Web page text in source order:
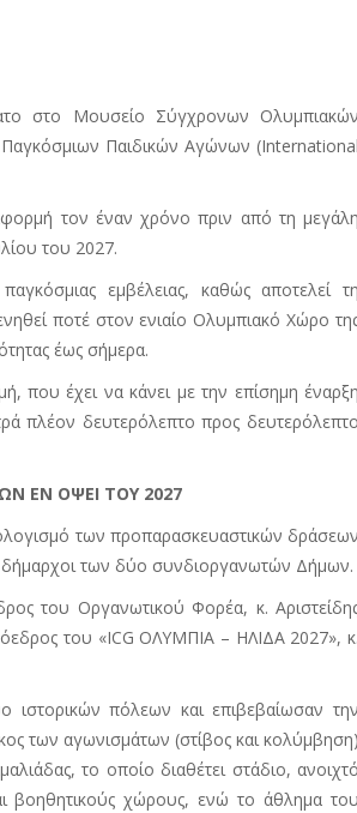
στο Μουσείο Σύγχρονων Ολυμπιακών
Παιδικών Αγώνων (International
τον έναν χρόνο πριν από τη μεγάλη
του 2027.
εμβέλειας, καθώς αποτελεί τη
ποτέ στον ενιαίο Ολυμπιακό Χώρο
έως σήμερα.
που έχει να κάνει με την επίσημη έναρξη
πλέον δευτερόλεπτο προς δευτερόλεπτο
ΕΝ ΟΨΕΙ ΤΟΥ 2027
των προπαρασκευαστικών δράσεων
δήμαρχοι των δύο συνδιοργανωτών Δήμων.
του Οργανωτικού Φορέα, κ.
του «ICG ΟΛΥΜΠΙΑ – ΗΛΙΔΑ 2027», κ.
πόλεων και επιβεβαίωσαν την
των αγωνισμάτων (στίβος και κολύμβηση)
το οποίο διαθέτει στάδιο, ανοιχτό
βοηθητικούς χώρους, ενώ το άθλημα του